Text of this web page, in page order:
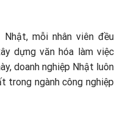
mỗi nhân viên đều
dựng văn hóa làm việc
doanh nghiệp Nhật luôn
trong ngành công nghiệp